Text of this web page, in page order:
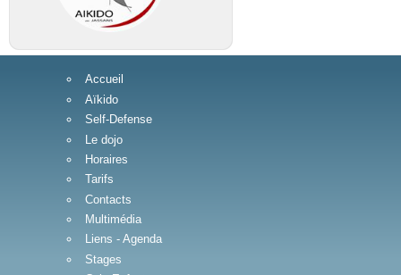
Accueil
Aïkido
Self-Defense
Le dojo
Horaires
Tarifs
Contacts
Multimédia
Liens - Agenda
Stages